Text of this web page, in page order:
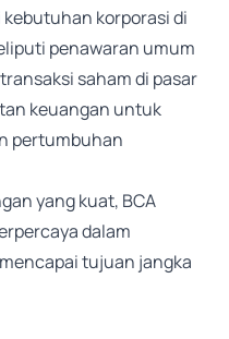
korporasi di
penawaran umum
saham di pasar
keuangan untuk
pertumbuhan
yang kuat, BCA
dalam
tujuan jangka